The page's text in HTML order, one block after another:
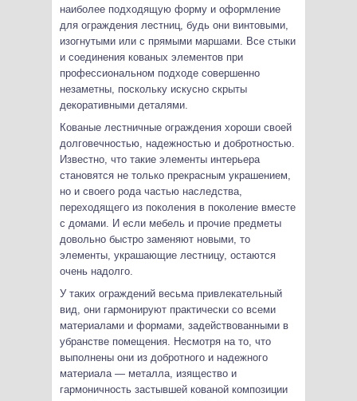
наиболее подходящую форму и оформление
для ограждения лестниц, будь они винтовыми,
изогнутыми или с прямыми маршами. Все стыки
и соединения кованых элементов при
профессиональном подходе совершенно
незаметны, поскольку искусно скрыты
декоративными деталями.
Кованые лестничные ограждения хороши своей
долговечностью, надежностью и добротностью.
Известно, что такие элементы интерьера
становятся не только прекрасным украшением,
но и своего рода частью наследства,
переходящего из поколения в поколение вместе
с домами. И если мебель и прочие предметы
довольно быстро заменяют новыми, то
элементы, украшающие лестницу, остаются
очень надолго.
У таких ограждений весьма привлекательный
вид, они гармонируют практически со всеми
материалами и формами, задействованными в
убранстве помещения. Несмотря на то, что
выполнены они из добротного и надежного
материала — металла, изящество и
гармоничность застывшей кованой композиции